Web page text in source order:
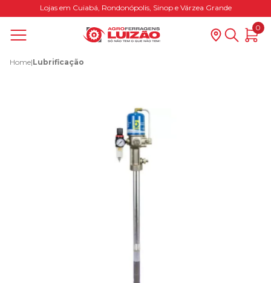
Lojas em Cuiabá, Rondonópolis, Sinop e Várzea Grande
0
Home|Lubrificação